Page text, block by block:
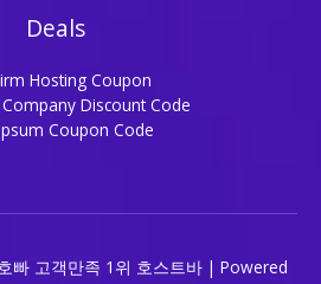
Deals
Hosting Coupon
Discount Code
Coupon Code
빠 고객만족 1위 호스트바 | Powered